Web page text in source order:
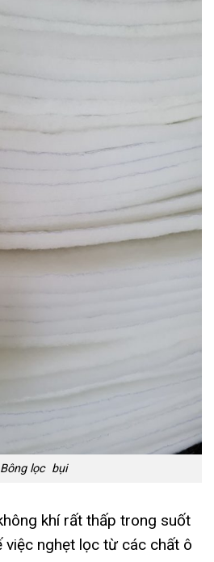
Bông lọc bụi
khí rất thấp trong suốt
việc nghẹt lọc từ các chất ô